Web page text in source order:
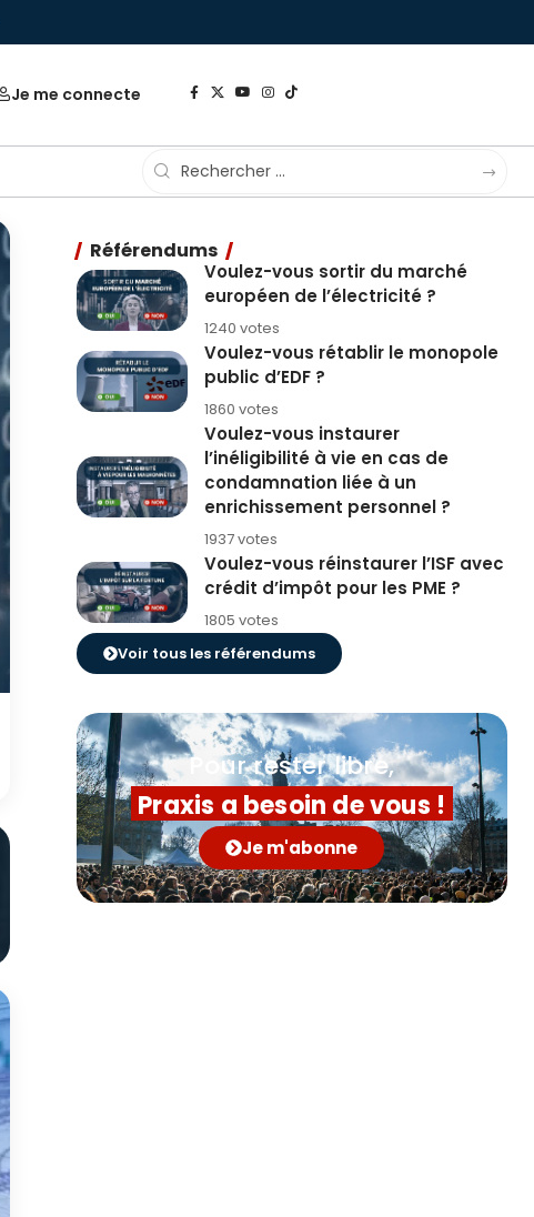
Je me connecte
Référendums
Voulez-vous sortir du marché
européen de l’électricité ?
1240 votes
Voulez-vous rétablir le monopole
public d’EDF ?
1860 votes
Voulez-vous instaurer
l’inéligibilité à vie en cas de
condamnation liée à un
enrichissement personnel ?
1937 votes
Voulez-vous réinstaurer l’ISF avec
crédit d’impôt pour les PME ?
1805 votes
Voir tous les référendums
Pour rester libre,
Praxis a besoin de vous !
Je m'abonne